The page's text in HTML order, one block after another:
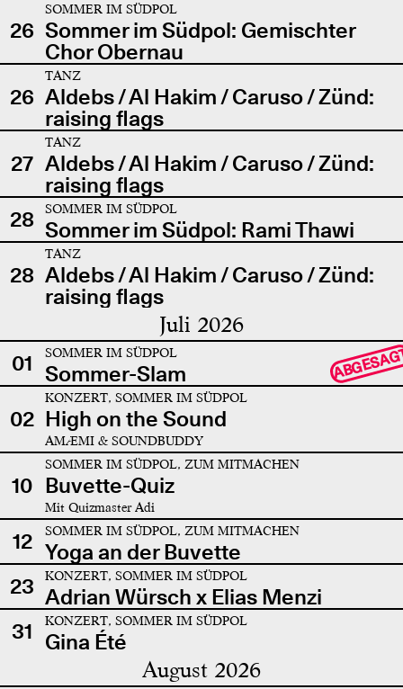
26
SOMMER IM SÜDPOL
Sommer im Südpol: Gemischter
Chor Obernau
26
TANZ
Aldebs / Al Hakim / Caruso / Zünd:
raising flags
27
TANZ
Aldebs / Al Hakim / Caruso / Zünd:
raising flags
28
SOMMER IM SÜDPOL
Sommer im Südpol: Rami Thawi
28
TANZ
Aldebs / Al Hakim / Caruso / Zünd:
raising flags
Juli 2026
01 SOMMER IM SÜDPOL
Sommer-Slam
02
KONZERT, SOMMER IM SÜDPOL
High on the Sound
AMÆMI & SOUNDBUDDY
10
SOMMER IM SÜDPOL, ZUM MITMACHEN
Buvette-Quiz
Mit Quizmaster Adi
12 SOMMER IM SÜDPOL, ZUM MITMACHEN
Yoga an der Buvette
23
KONZERT, SOMMER IM SÜDPOL
Adrian Würsch x Elias Menzi
31
KONZERT, SOMMER IM SÜDPOL
Gina Été
August 2026